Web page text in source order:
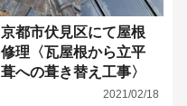
京都市伏見区にて屋根
修理〈瓦屋根から立平
葺への葺き替え工事〉
2021/02/18